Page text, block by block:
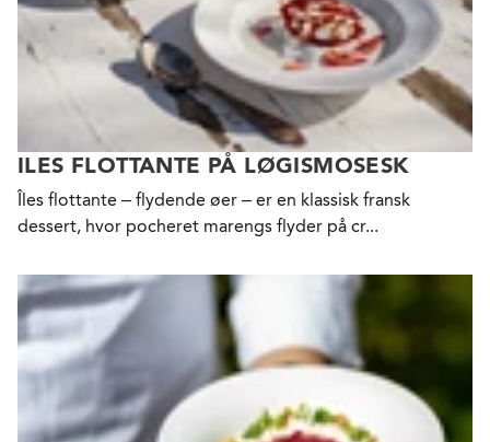
ILES FLOTTANTE PÅ LØGISMOSESK
Îles flottante – flydende øer – er en klassisk fransk
dessert, hvor pocheret marengs flyder på cr...